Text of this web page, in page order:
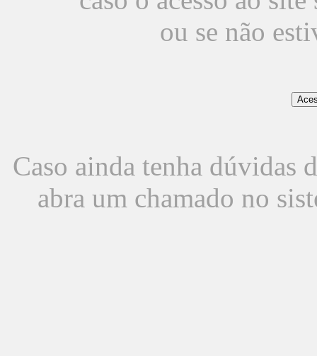
ou se não
Caso ainda tenha dúvidas
abra um chamado no